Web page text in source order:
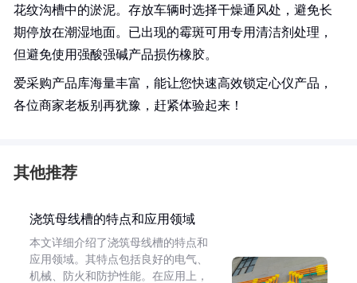
花纹沟槽中的淤泥。存放车辆时选择干燥通风处，避免长
期停放在潮湿地面。已出现的霉斑可用专用清洁剂处理，
但避免使用强酸强碱产品损伤橡胶。
爱采购产品库海量丰富，能让您快速高效锁定心仪产品，
各位商家老板别再犹豫，赶紧体验起来！
其他推荐
浇筑母线槽的特点和应用领域
本文详细介绍了浇筑母线槽的特点和
应用领域。其特点包括良好的电气、
机械、防火和防护性能。在应用上，